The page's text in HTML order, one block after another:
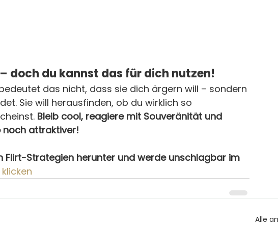
doch du kannst das für dich nutzen!
das nicht, dass sie dich ärgern will – sondern
Sie will herausfinden, ob du wirklich so
Bleib cool, reagiere mit Souveränität und
noch attraktiver!
Flirt-Strategien herunter und werde unschlagbar im
klicken
Alle